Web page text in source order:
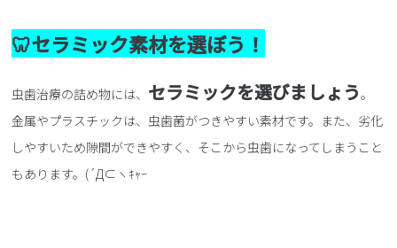
🦷セラミック素材を選ぼう！
虫歯治療の詰め物には、 セラミックを選びましょう。
金属やプラスチックは、虫歯菌がつきやすい素材です。また、劣化
しやすいため隙間ができやすく、そこから虫歯になってしまうこと
もあります。(´Д⊂ヽｷｬｰ